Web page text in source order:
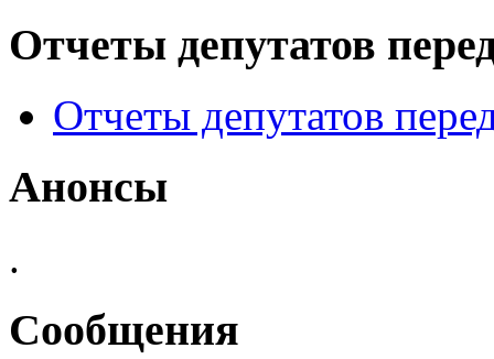
Отчеты депутатов
Отчеты депутатов
Анонсы
.
Сообщения